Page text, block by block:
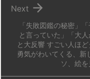
「失敗図鑑の秘密」
と言っていた」「大人
と大反響 すごい人ほ
勇気がわいてくる、新
ソ、絵

Next